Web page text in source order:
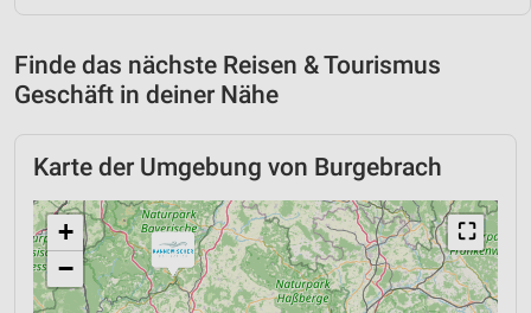
Finde das nächste Reisen & Tourismus
Geschäft in deiner Nähe
Karte der Umgebung von Burgebrach
⛶
+
−